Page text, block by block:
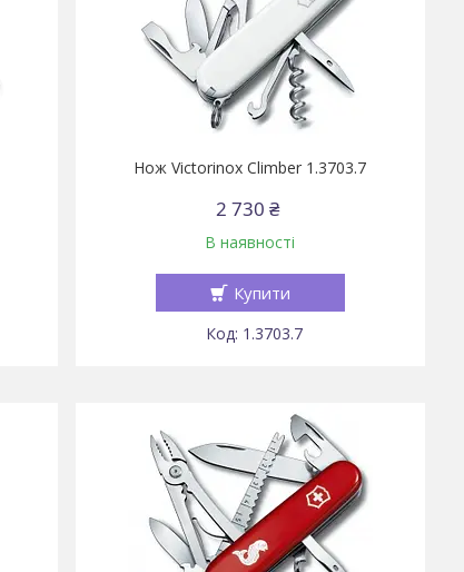
Нож Victorinox Climber 1.3703.7
2 730 ₴
В наявності
Купити
1.3703.7